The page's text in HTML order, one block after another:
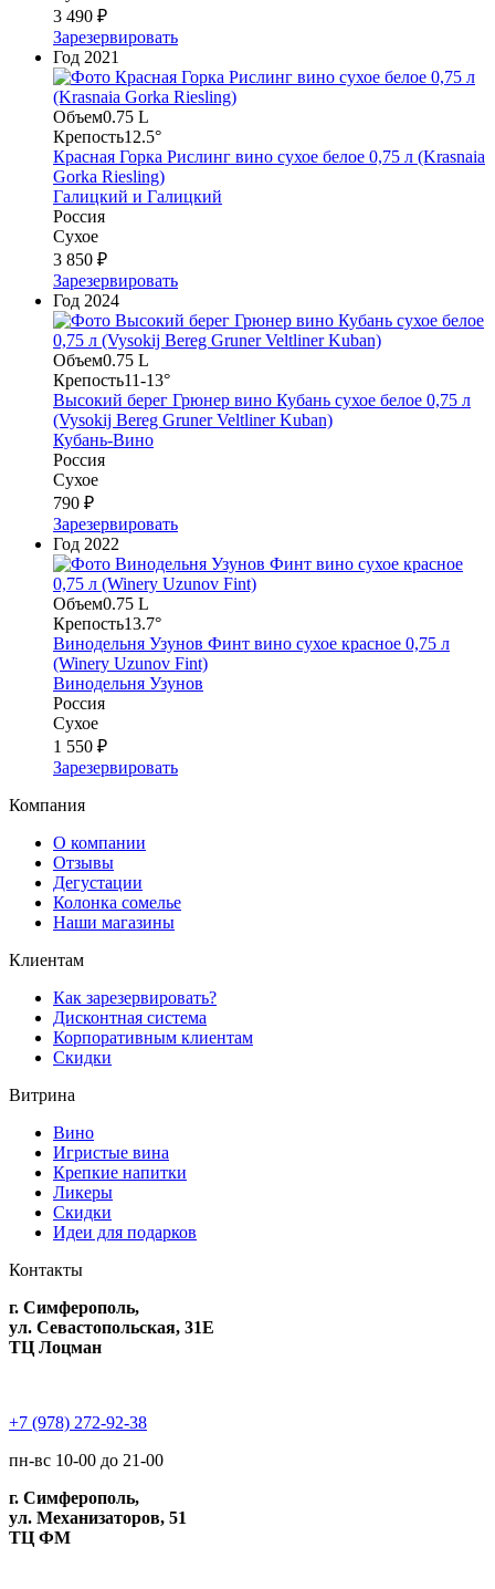
3 490 ₽
Зарезервировать
Год 2021
Объем0.75 L
Крепость12.5°
Красная Горка Рислинг вино сухое белое 0,75 л (Krasnaia
Gorka Riesling)
Галицкий и Галицкий
Россия
Сухое
3 850 ₽
Зарезервировать
Год 2024
Объем0.75 L
Крепость11-13°
Высокий берег Грюнер вино Кубань сухое белое 0,75 л
(Vysokij Bereg Gruner Veltliner Kuban)
Кубань-Вино
Россия
Сухое
790 ₽
Зарезервировать
Год 2022
Объем0.75 L
Крепость13.7°
Винодельня Узунов Финт вино сухое красное 0,75 л
(Winery Uzunov Fint)
Винодельня Узунов
Россия
Сухое
1 550 ₽
Зарезервировать
Компания
О компании
Отзывы
Дегустации
Колонка сомелье
Наши магазины
Клиентам
Как зарезервировать?
Дисконтная система
Корпоративным клиентам
Скидки
Витрина
Вино
Игристые вина
Крепкие напитки
Ликеры
Скидки
Идеи для подарков
Контакты
г. Симферополь,
ул. Севастопольская, 31Е
ТЦ Лоцман
+7 (978) 272-92-38
пн-вс 10-00 до 21-00
г. Симферополь,
ул. Механизаторов, 51
ТЦ ФМ